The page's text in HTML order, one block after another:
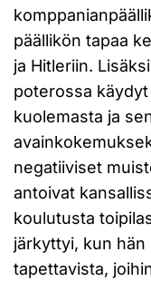
päällikön tapaa
ja Hitleriin.
poterossa
kuolemasta ja
negatiiviset
antoivat
koulutusta
järkyttyi, kun hän
tapettavista,